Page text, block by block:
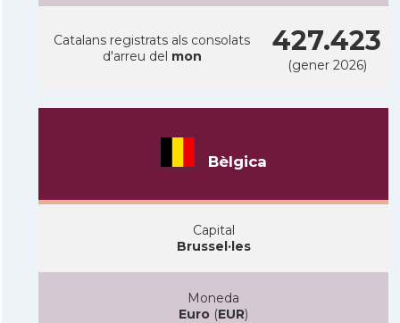
Catalans registrats als consolats
d'arreu del mon 427.423
(gener 2026)
Bèlgica
Capital
Brussel·les
Moneda
Euro (EUR)